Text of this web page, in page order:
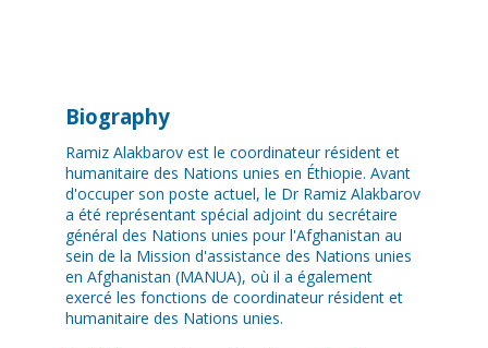
Biography
Ramiz Alakbarov est le coordinateur résident et
humanitaire des Nations unies en Éthiopie. Avant
d'occuper son poste actuel, le Dr Ramiz Alakbarov
a été représentant spécial adjoint du secrétaire
général des Nations unies pour l'Afghanistan au
sein de la Mission d'assistance des Nations unies
en Afghanistan (MANUA), où il a également
exercé les fonctions de coordinateur résident et
humanitaire des Nations unies.